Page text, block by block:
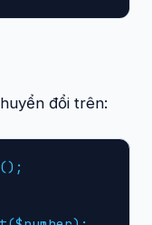
đổi trên: